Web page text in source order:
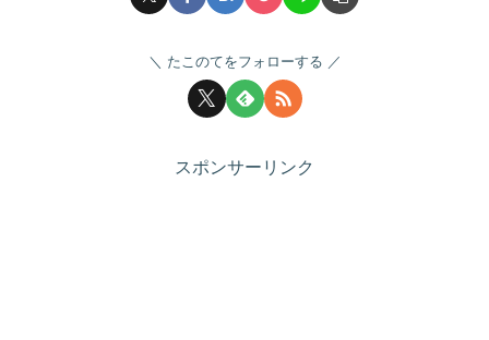
たこのてをフォローする
スポンサーリンク